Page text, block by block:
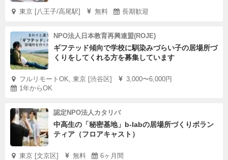
東京 [八王子/高尾駅] 無料 長期歓迎
NPO法人日本教育再興連盟(ROJE)
ギフテッド傾向で学校に馴染みづらい子の居場所づ
くりをしてくれる方を募集しています
フルリモートOK, 東京 [渋谷区]
3,000〜6,000円
1年からOK
認定NPO法人カタリバ
中高生の「秘密基地」b-labの居場所づくりボラン
ティア（フロアキャスト）
東京 [文京区] 無料 6ヶ月間